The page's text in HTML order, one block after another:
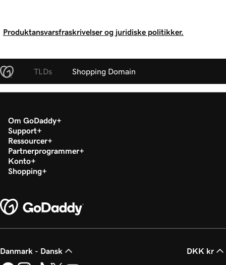
Produktansvarsfraskrivelser og juridiske politikker.
TLDs Shopping Domain
Om GoDaddy
Support
Ressourcer
Partnerprogrammer
Konto
Shopping
Danmark - Dansk DKK kr